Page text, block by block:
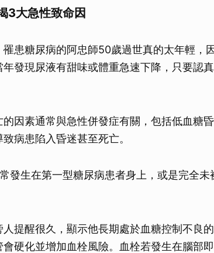
3大急性致命因
患糖尿病的阿忠師50歲過世真的太年輕，因
發現尿液有甜味或體重急速下降，只要認
因素通常與急性併發症有關，包括低血糖昏
病患陷入昏迷甚至死亡。
發生在第一型糖尿病患者身上，或是完全未
提醒很久，顯示他長期處於血糖控制不良
硬化並增加血栓風險。血栓若發生在腦部